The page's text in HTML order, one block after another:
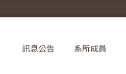
訊息公告 系所成員